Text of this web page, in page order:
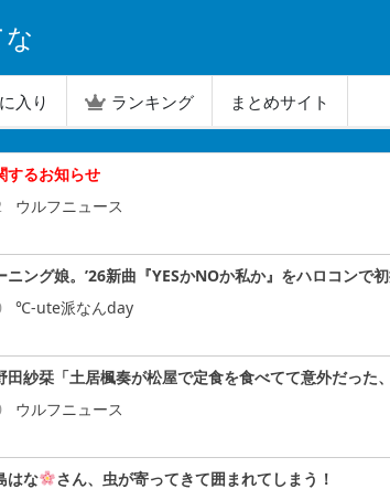
入り ランキング まとめサイト
するお知らせ
ウルフニュース
ーニング娘。’26新曲『YESかNOか私か』をハロ
℃-ute派なんday
田紗栞「土居楓奏が松屋で定食を食べてて意外だっ
ウルフニュース
はな
さん、虫が寄ってきて囲まれてしまう！